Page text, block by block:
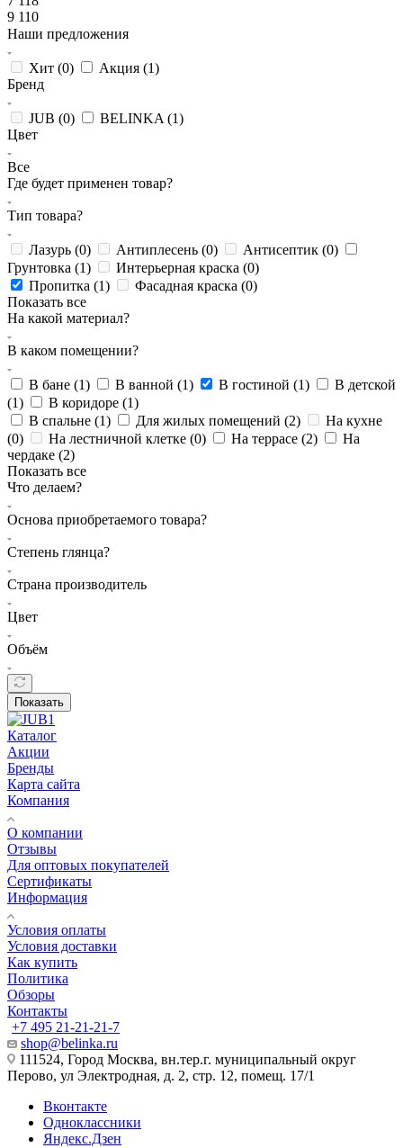
9 110
Наши предложения
Хит (0) Акция (1)
Бренд
JUB (0) BELINKA (1)
Цвет
Все
Где будет применен товар?
Тип товара?
Лазурь (0) Антиплесень (0) Антисептик (0)
Грунтовка (1) Интерьерная краска (0)
Пропитка (1) Фасадная краска (0)
Показать все
На какой материал?
В каком помещении?
В бане (1) В ванной (1) В гостиной (1)
В детской
(1) В коридоре (1)
В спальне (1) Для жилых помещений (2)
На кухне
(0) На лестничной клетке (0) На террасе (2)
На
чердаке (2)
Показать все
Что делаем?
Основа приобретаемого товара?
Степень глянца?
Страна производитель
Цвет
Объём
Показать
Каталог
Акции
Бренды
Карта сайта
Компания
О компании
Отзывы
Для оптовых покупателей
Сертификаты
Информация
Условия оплаты
Условия доставки
Как купить
Политика
Обзоры
Контакты
+7 495 21-21-21-7
shop@belinka.ru
111524, Город Москва, вн.тер.г. муниципальный округ
Перово, ул Электродная, д. 2, стр. 12, помещ. 17/1
Вконтакте
Одноклассники
Яндекс.Дзен